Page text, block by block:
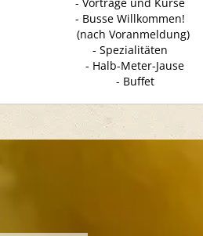
- Busse Willkommen!
(nach Voranmeldung)
- Spezialitäten
- Halb-Meter-Jause
- Buffet